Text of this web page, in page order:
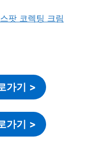
가기 >
가기 >